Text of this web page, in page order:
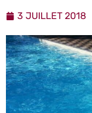
3 JUILLET 2018